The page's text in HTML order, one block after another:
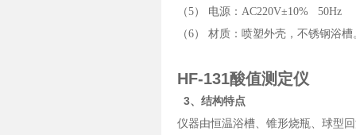
（5） 电源：AC220V±10% 50Hz
（6） 材质：喷塑外壳，不锈钢浴槽
HF-131酸值测定仪
3、结构特点
仪器由恒温浴槽、锥形烧瓶、球型